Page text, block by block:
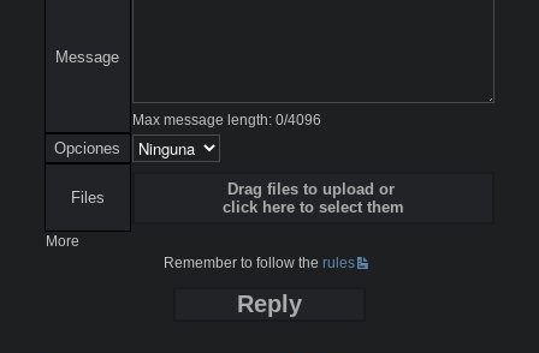
Message
Max message length: 0/4096
Opciones
Files
Drag files to upload or
click here to select them
More
Remember to follow therules
Reply